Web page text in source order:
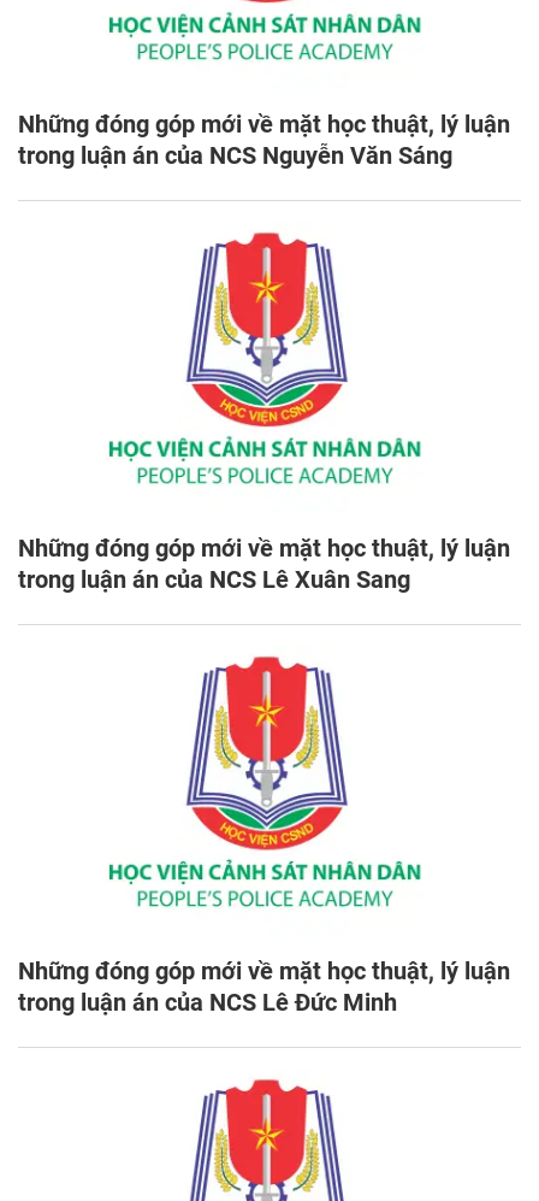
Những đóng góp mới về mặt học thuật, lý luận
trong luận án của NCS Nguyễn Văn Sáng
Những đóng góp mới về mặt học thuật, lý luận
trong luận án của NCS Lê Xuân Sang
Những đóng góp mới về mặt học thuật, lý luận
trong luận án của NCS Lê Đức Minh